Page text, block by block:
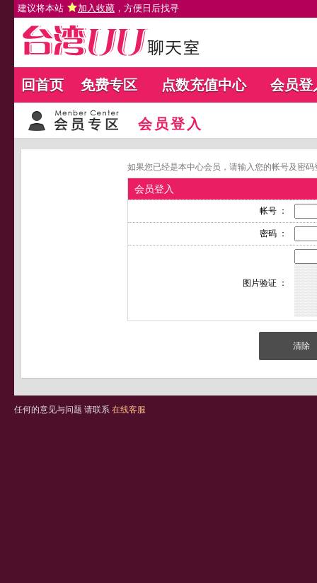
建议将本站 加入收藏 ，方便日后找寻
回首页 免费专区 点数充值中心 会员登
会员登入
如果您已经是本中心会员，请输入您的帐号及密
会员登入
帐号 ：
密码 ：
图片验证 ：
任何的意见与问题 请联系 在线客服